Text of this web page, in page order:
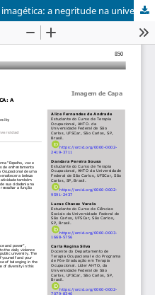
Pertencimento e representação imagética: a negritude na universidade/ Belonging and imagetic representation: negritude in university